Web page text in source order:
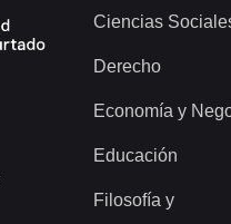
Ciencias
Derecho
Economía y
Educación
Filosofía y